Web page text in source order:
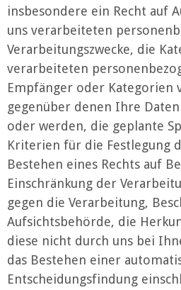
insbesondere ein Recht auf
uns verarbeiteten
Verarbeitungszwecke, die
verarbeiteten
Empfänger oder Kategorien
gegenüber denen Ihre
oder werden, die geplante
Kriterien für die Festlegung
Bestehen eines Rechts auf
Einschränkung der
gegen die Verarbeitung,
Aufsichtsbehörde, die
diese nicht durch uns bei
das Bestehen einer
Entscheidungsfindung